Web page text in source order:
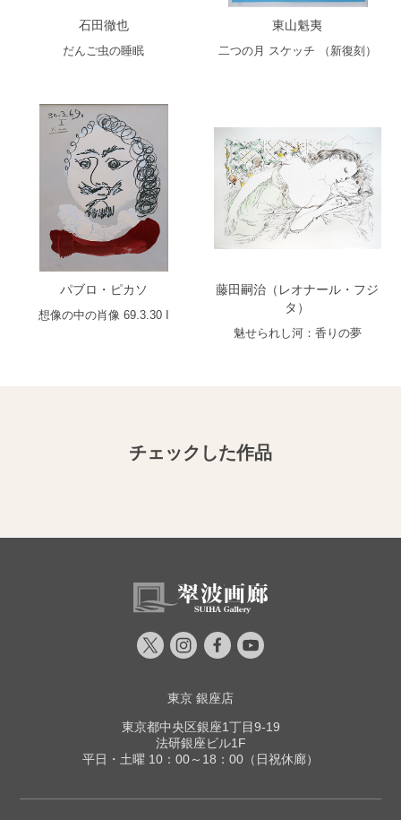
石田徹也
だんご虫の睡眠
東山魁夷
二つの月 スケッチ （新復刻）
パブロ・ピカソ
想像の中の肖像 69.3.30 I
藤田嗣治（レオナール・フジ
タ）
魅せられし河：香りの夢
チェックした作品
東京 銀座店
東京都中央区銀座1丁目9-19
法研銀座ビル1F
平日・土曜 10：00～18：00（日祝休廊）